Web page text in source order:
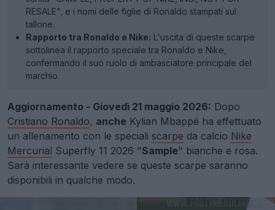
RESALE", e i nomi delle figlie di Ronaldo stampati sul
tallone.
Rapporto tra Ronaldo e Nike: L'uscita di queste scarpe
sottolinea il rapporto speciale tra Ronaldo e Nike,
confermando il suo ruolo di ambasciatore principale del
marchio.
Aggiornamento - Giovedì 21 maggio 2026: Dopo
Cristiano Ronaldo, anche Kylian Mbappé ha effettuato
un allenamento con le speciali scarpe da calcio Nike
Mercurial Superfly 11 2026 "Sample" bianche e rosa.
Sarà interessante vedere se queste scarpe saranno
disponibili in qualche modo.